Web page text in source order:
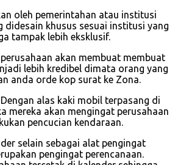
oleh pemerintahan atau institusi
didesain khusus sesuai institusi yang
tampak lebih eksklusif.
akan membuat membuat
lebih kredibel dimata orang yang
anda orde kop surat ke Zona.
alas kaki mobil terpasang di
mereka akan mengingat perusahaan
pencucian kendaraan.
selain sebagai alat pengingat
pengingat perencanaan.